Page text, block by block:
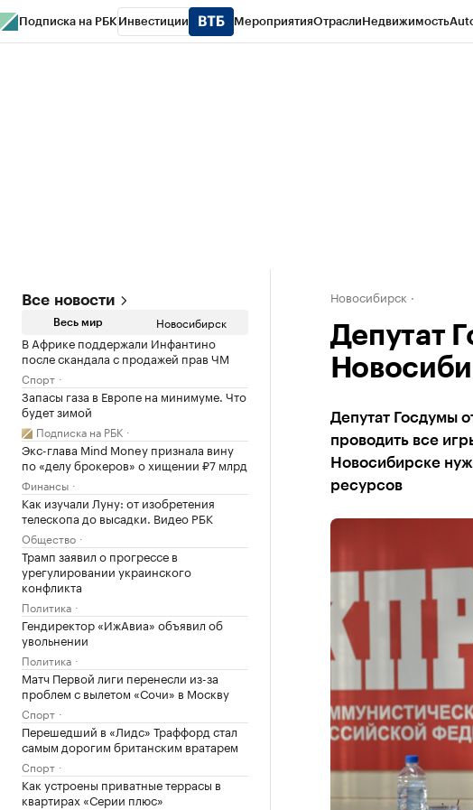
Подписка на РБК Инвестиции МероприятияОтраслиНедвижимость
Все новости
Весь мир Новосибирск
В Африке поддержали Инфантино
после скандала с продажей прав ЧМ
Спорт
Запасы газа в Европе на минимуме. Что
будет зимой
Подписка на РБК
Экс-глава Mind Money признала вину
по «делу брокеров» о хищении ₽7 млрд
Финансы
Как изучали Луну: от изобретения
телескопа до высадки. Видео РБК
Общество
Трамп заявил о прогрессе в
урегулировании украинского
конфликта
Политика
Гендиректор «ИжАвиа» объявил об
увольнении
Политика
Матч Первой лиги перенесли из-за
проблем с вылетом «Сочи» в Москву
Спорт
Перешедший в «Лидс» Траффорд стал
самым дорогим британским вратарем
Спорт
Как устроены приватные террасы в
квартирах «Серии плюс»
Новосибирск
Депутат
Депутат Госдумы
проводить все
Новосибирске
ресурсов